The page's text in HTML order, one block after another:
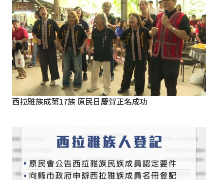
西拉雅族成第17族 原民日慶賀正名成功